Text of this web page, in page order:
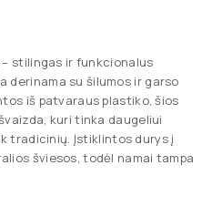
stilingas ir funkcionalus
derinama su šilumos ir garso
iš patvaraus plastiko, šios
kuri tinka daugeliui
tradicinių. Įstiklintos durys į
šviesos, todėl namai tampa